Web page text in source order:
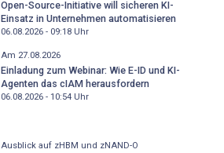
Open-Source-Initiative will sicheren KI-
Einsatz in Unternehmen automatisieren
06.08.2026 - 09:18Uhr
Am 27.08.2026
Einladung zum Webinar: Wie E-ID und KI-
Agenten das cIAM herausfordern
06.08.2026 - 10:54Uhr
Ausblick auf zHBM und zNAND-O